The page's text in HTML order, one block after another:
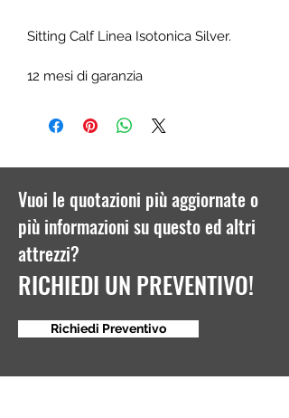
Sitting Calf Linea Isotonica Silver.
12 mesi di garanzia
Vuoi le quotazioni più aggiornate o
più informazioni su questo ed altri
attrezzi?
RICHIEDI UN PREVENTIVO!
Richiedi Preventivo